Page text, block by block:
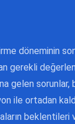
döneminin
gerekli
gelen sorunlar,
ile ortadan
beklentileri